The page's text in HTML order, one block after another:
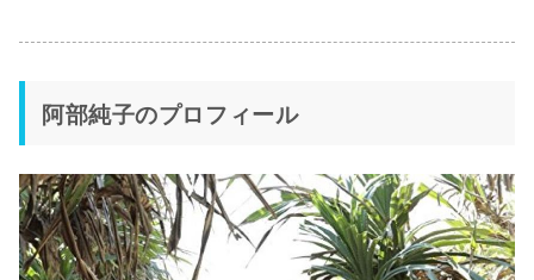
阿部純子のプロフィール